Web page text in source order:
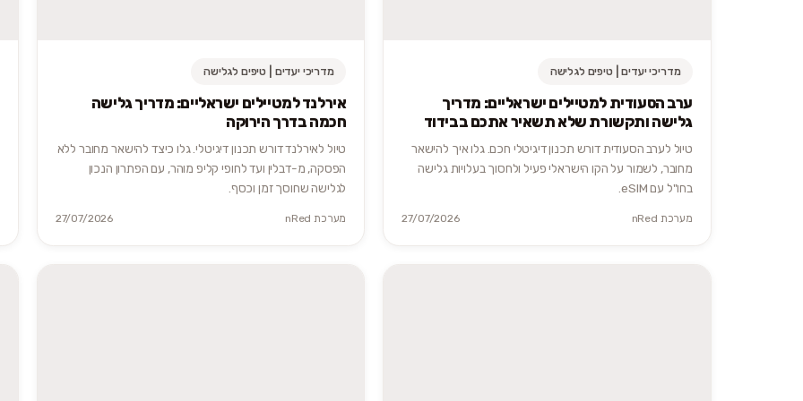
מדריכי יעדים | טיפים לגלישה
ערב הסעודית למטיילים ישראליים: מדריך
גלישה ותקשורת שלא תשאיר אתכם בבידוד
טיול לערב הסעודית דורש תכנון דיגיטלי חכם. גלו איך להישאר
מחובר, לשמור על הקו הישראלי פעיל ולחסוך בעלויות גלישה
בחו"ל עם eSIM.
מערכת nRed 27/07/2026
מדריכי יעדים | טיפים לגלישה
אירלנד למטיילים ישראליים: מדריך גלישה
חכמה בדרך הירוקה
טיול לאירלנד דורש תכנון דיגיטלי. גלו כיצד להישאר מחובר ללא
הפסקה, מ-דבלין ועד לחופי קליפ מוהר, עם הפתרון הנכון
לגלישה שחוסך זמן וכסף.
מערכת nRed 27/07/2026